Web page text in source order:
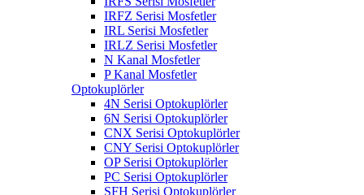
IRFZ Serisi Mosfetler
IRL Serisi Mosfetler
IRLZ Serisi Mosfetler
N Kanal Mosfetler
P Kanal Mosfetler
Optokuplörler
4N Serisi Optokuplörler
6N Serisi Optokuplörler
CNX Serisi Optokuplörler
CNY Serisi Optokuplörler
OP Serisi Optokuplörler
PC Serisi Optokuplörler
SFH Serisi Optokuplörler